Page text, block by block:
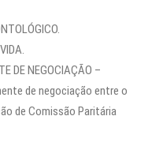
DE NEGOCIAÇÃO –
de negociação entre o
de Comissão Paritária